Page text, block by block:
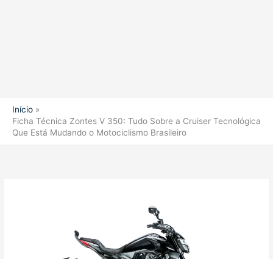
Início
Ficha Técnica Zontes V 350: Tudo Sobre a Cruiser Tecnológica
Que Está Mudando o Motociclismo Brasileiro